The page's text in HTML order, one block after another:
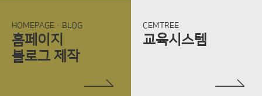
HOMEPAGE·BLOG
홈페이지
블로그 제작
CEMTREE
교육시스템